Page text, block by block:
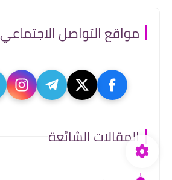
مواقع التواصل الاجتماعي
المقالات الشائعة